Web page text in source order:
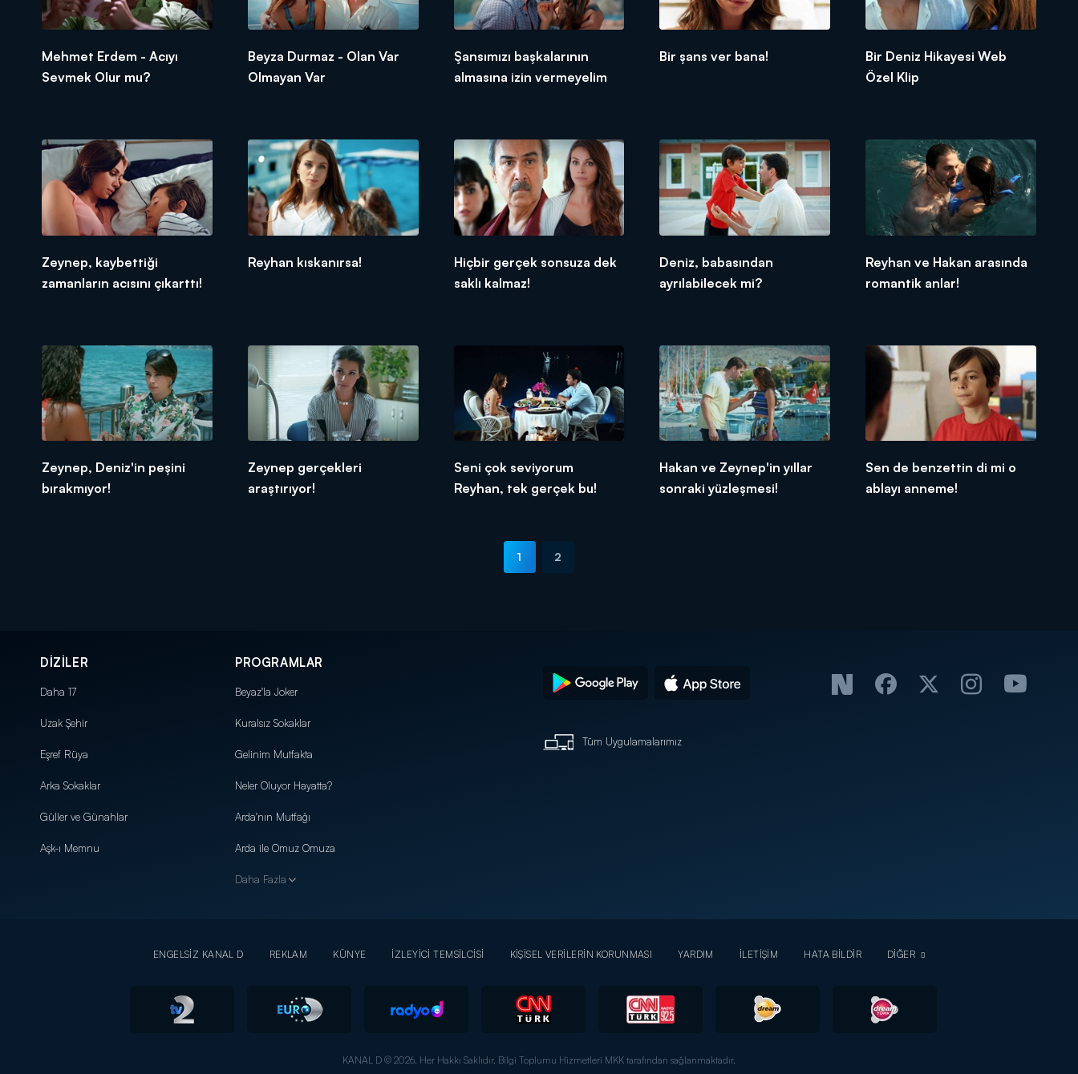
Mehmet Erdem - Acıyı
Sevmek Olur mu?
Beyza Durmaz - Olan Var
Olmayan Var
Şansımızı başkalarının
almasına izin vermeyelim
Bir şans ver bana!
Bir Deniz Hikayesi Web
Özel Klip
Zeynep, kaybettiği
zamanların acısını çıkarttı!
Reyhan kıskanırsa!
Hiçbir gerçek sonsuza dek
saklı kalmaz!
Deniz, babasından
ayrılabilecek mi?
Reyhan ve Hakan arasında
romantik anlar!
Zeynep, Deniz'in peşini
bırakmıyor!
Zeynep gerçekleri
araştırıyor!
Seni çok seviyorum
Reyhan, tek gerçek bu!
Hakan ve Zeynep'in yıllar
sonraki yüzleşmesi!
Sen de benzettin di mi o
ablayı anneme!
1 2
DİZİLER
Daha 17
Uzak Şehir
Eşref Rüya
Arka Sokaklar
Güller ve Günahlar
Aşk-ı Memnu
PROGRAMLAR
Beyaz'la Joker
Kuralsız Sokaklar
Gelinim Mutfakta
Neler Oluyor Hayatta?
Arda'nın Mutfağı
Arda ile Omuz Omuza
Daha Fazla
Tüm Uygulamalarımız
ENGELSİZ KANAL D REKLAM KÜNYE İZLEYİCİ TEMSİLCİSİ KİŞİSEL VERİLERİN KORUNMASI YARDIM İLETİŞİM HATA BİLDİR DİĞER
KANAL D © 2026. Her Hakkı Saklıdır. Bilgi Toplumu Hizmetleri MKK tarafından sağlanmaktadır.